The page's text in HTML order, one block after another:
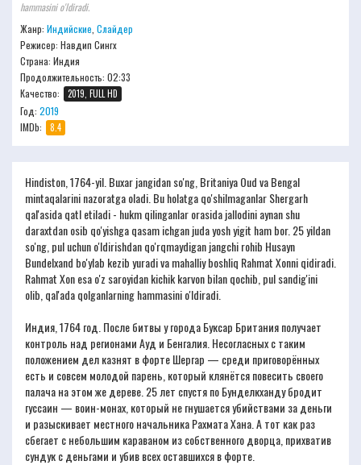
hammasini o'ldiradi.
Жанр: Индийские Слайдер
Режисер: Навдип Сингх
Страна: Индия
Продолжительность: 02:33
Качество:
2019, FULL HD
Год: 2019
IMDb:
8.4
Hindiston, 1764-yil. Buxar jangidan so'ng, Britaniya Oud va Bengal
mintaqalarini nazoratga oladi. Bu holatga qo'shilmaganlar Shergarh
qal'asida qatl etiladi - hukm qilinganlar orasida jallodini aynan shu
daraxtdan osib qo'yishga qasam ichgan juda yosh yigit ham bor. 25 yildan
so'ng, pul uchun o'ldirishdan qo'rqmaydigan jangchi rohib Husayn
Bundelxand bo'ylab kezib yuradi va mahalliy boshliq Rahmat Xonni qidiradi.
Rahmat Xon esa o'z saroyidan kichik karvon bilan qochib, pul sandig'ini
olib, qal'ada qolganlarning hammasini o'ldiradi.
Индия, 1764 год. После битвы у города Буксар Британия получает
контроль над регионами Ауд и Бенгалия. Несогласных с таким
положением дел казнят в форте Шергар — среди приговорённых
есть и совсем молодой парень, который клянётся повесить своего
палача на этом же дереве. 25 лет спустя по Бунделкханду бродит
гуссаин — воин-монах, который не гнушается убийствами за деньги
и разыскивает местного начальника Рахмата Хана. А тот как раз
сбегает с небольшим караваном из собственного дворца, прихватив
сундук с деньгами и убив всех оставшихся в форте.